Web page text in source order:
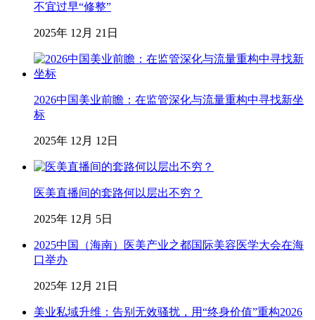
不宜过早“修整”
2025年 12月 21日
2026中国美业前瞻：在监管深化与流量重构中寻找新坐
标
2025年 12月 12日
医美直播间的套路何以层出不穷？
2025年 12月 5日
2025中国（海南）医美产业之都国际美容医学大会在海
口举办
2025年 12月 21日
美业私域升维：告别无效骚扰，用“终身价值”重构2026